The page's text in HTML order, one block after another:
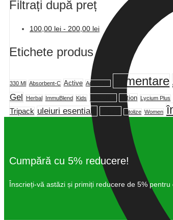
Filtrați după preț
100,00 lei - 200,00 lei
Etichete produs
330 Ml Absorbent-C Active Active HA alimentare
Gel Herbal ImmuBlend Kids Lotion Lycium Plus
Tripack uleiuri esentiale Vitolize Women
Cumpără cu 5% reducere!
Înscrieți-vă astăzi și primiți reducere de 5%